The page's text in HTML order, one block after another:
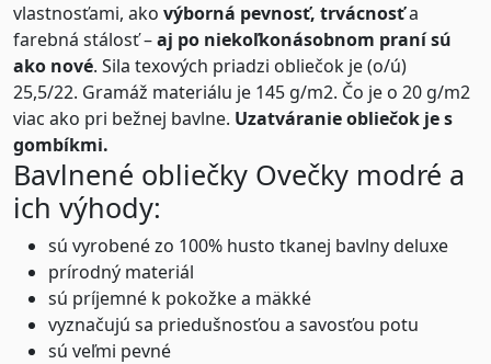
vlastnosťami, ako výborná pevnosť, trvácnosťa
farebná stálosť –aj po niekoľkonásobnom praní sú
ako nové. Sila texových priadzi obliečok je (o/ú)
25,5/22. Gramáž materiálu je 145 g/m2. Čo je o 20 g/m2
viac ako pri bežnej bavlne. Uzatváranie obliečok je s
gombíkmi.
Bavlnené obliečky Ovečky modré a
ich výhody:
sú vyrobené zo 100% husto tkanej bavlny deluxe
prírodný materiál
sú príjemné k pokožke a mäkké
vyznačujú sa priedušnosťou a savosťou potu
sú veľmi pevné